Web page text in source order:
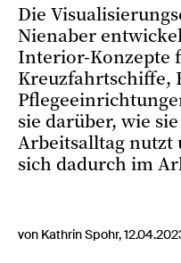
Die
Nienaber
Interior-Konzepte
Kreuzfahrtschiffe,
sie darüber, wie
Arbeitsalltag nutzt
sich dadurch im
von Kathrin Spohr,